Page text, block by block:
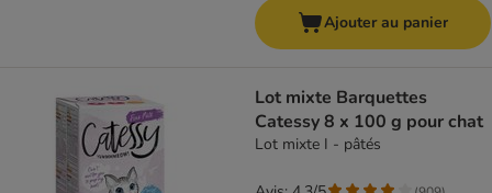
Ajouter au panier
Lot mixte Barquettes
Catessy 8 x 100 g pour chat
Lot mixte I - pâtés